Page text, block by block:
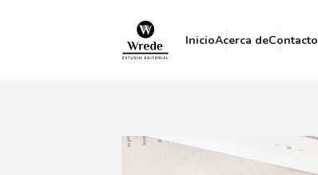
InicioAcerca deContacto